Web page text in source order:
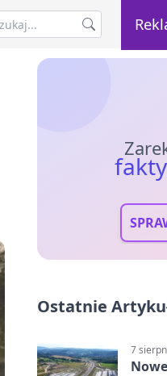
Ostatnie
7